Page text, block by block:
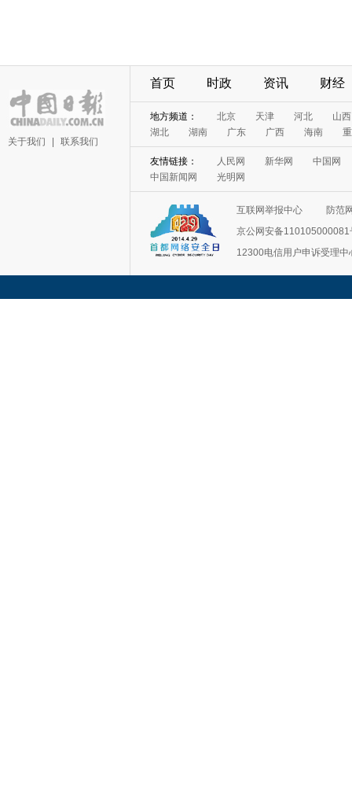
关于我们 联系我们
首页 时政 资讯 财经
地方频道： 北京 天津 河北
山西
湖北
湖南 广东 广西 海南
友情链接： 人民网 新华网
中国网
中国新闻网
光明网
互联网举报中心
防范
京公网安备110105000081
12300电信用户申诉受理中